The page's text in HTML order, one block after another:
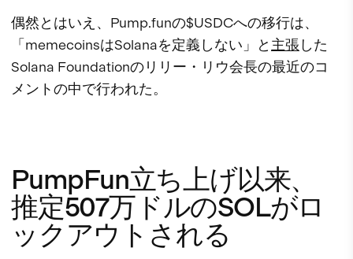
偶然とはいえ、Pump.funの$USDCへの移行は、
「memecoinsはSolanaを定義しない」と 主張 した
Solana Foundationのリリー・リウ会長の最近のコ
メントの中で行われた。
PumpFun立ち上げ以来、
推定507万ドルのSOLがロ
ックアウトされる